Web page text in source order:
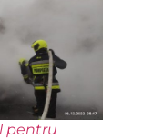
pentru